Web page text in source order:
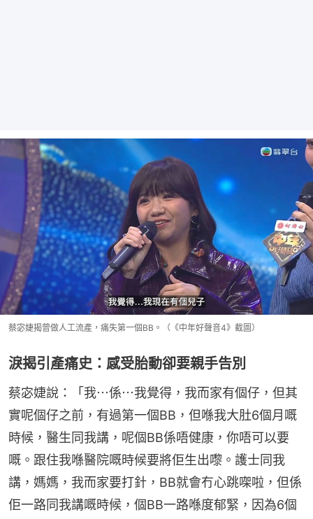
蔡宓婕揭曾做人工流產，痛失第一個BB。（《中年好聲音4》截圖）
淚揭引產痛史：感受胎動卻要親手告別
蔡宓婕說：「我⋯係⋯我覺得，我而家有個仔，但其
實呢個仔之前，有過第一個BB，但喺我大肚6個月嘅
時候，醫生同我講，呢個BB係唔健康，你唔可以要
嘅。跟住我喺醫院嘅時候要將佢生出嚟。護士同我
講，媽媽，我而家要打針，BB就會冇心跳㗎啦，但係
佢一路同我講嘅時候，個BB一路喺度郁緊，因為6個